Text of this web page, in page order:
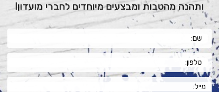
ותהנה מהטבות ומבצעים מיוחדים לחברי מועדון!